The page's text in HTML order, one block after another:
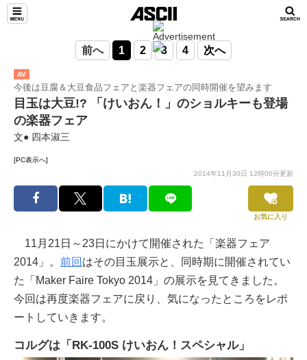
前へ 1 2 3 4 次へ
AV
今後は豆腐＆大豆食品フェアと楽器フェアの同時開催を望みます
目玉は大豆!? 「けいおん！」のショルキーも登場
の楽器フェア
文● 四本淑三
[PC表示へ]
2014年11月30日 12時00分更新
お気に入り
11月21日～23日にかけて開催された「楽器フェア
2014」。 前回 はその目玉展示と、同時期に開催されてい
た「Maker Faire Tokyo 2014」の展示を見てきました。
今回は再度楽器フェアに戻り、気になったところをレポ
ートしていきます。
コルグは「RK-100S けいおん！スペシャル」